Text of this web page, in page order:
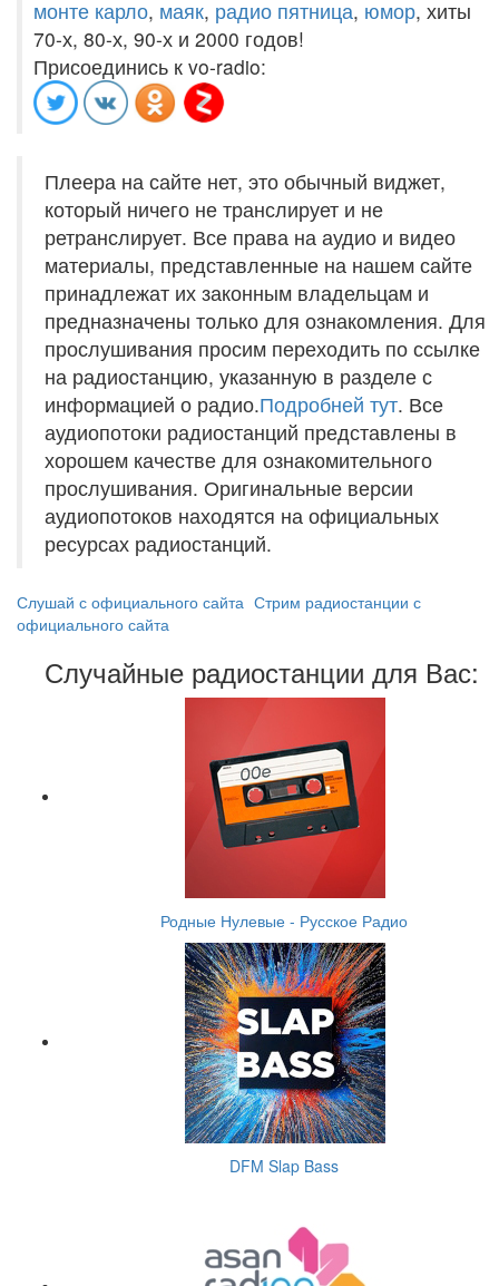
монте карло, маяк, радио пятница, юмор, хиты
70-х, 80-х, 90-х и 2000 годов!
Присоединись к vo-radio:
Плеера на сайте нет, это обычный виджет,
который ничего не транслирует и не
ретранслирует. Все права на аудио и видео
материалы, представленные на нашем сайте
принадлежат их законным владельцам и
предназначены только для ознакомления. Для
прослушивания просим переходить по ссылке
на радиостанцию, указанную в разделе с
информацией о радио.Подробней тут. Все
аудиопотоки радиостанций представлены в
хорошем качестве для ознакомительного
прослушивания. Оригинальные версии
аудиопотоков находятся на официальных
ресурсах радиостанций.
Слушай с официального сайта Стрим радиостанции с
официального сайта
Случайные радиостанции для Вас:
Родные Нулевые - Русское Радио
DFM Slap Bass